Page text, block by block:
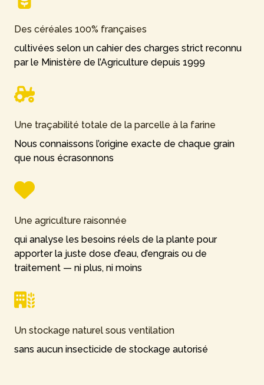
Des céréales 100% françaises
cultivées selon un cahier des charges strict reconnu
par le Ministère de l’Agriculture depuis 1999
Une traçabilité totale de la parcelle à la farine
Nous connaissons l’origine exacte de chaque grain
que nous écrasonnons
Une agriculture raisonnée
qui analyse les besoins réels de la plante pour
apporter la juste dose d’eau, d’engrais ou de
traitement — ni plus, ni moins
Un stockage naturel sous ventilation
sans aucun insecticide de stockage autorisé